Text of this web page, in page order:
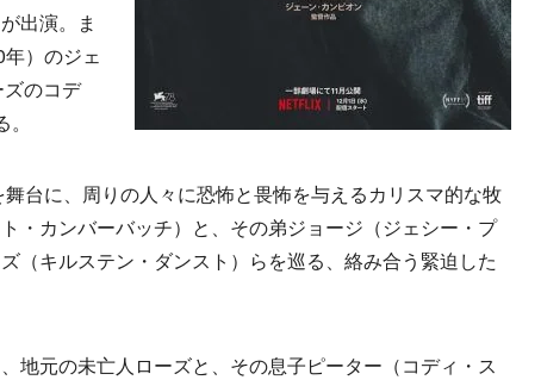
出演。ま
）のジェ
のコデ
台に、周りの人々に恐怖と畏怖を与えるカリスマ的な牧
・カンバーバッチ）と、その弟ジョージ（ジェシー・プ
（キルステン・ダンスト）らを巡る、絡み合う緊迫した
元の未亡人ローズと、その息子ピーター（コディ・ス